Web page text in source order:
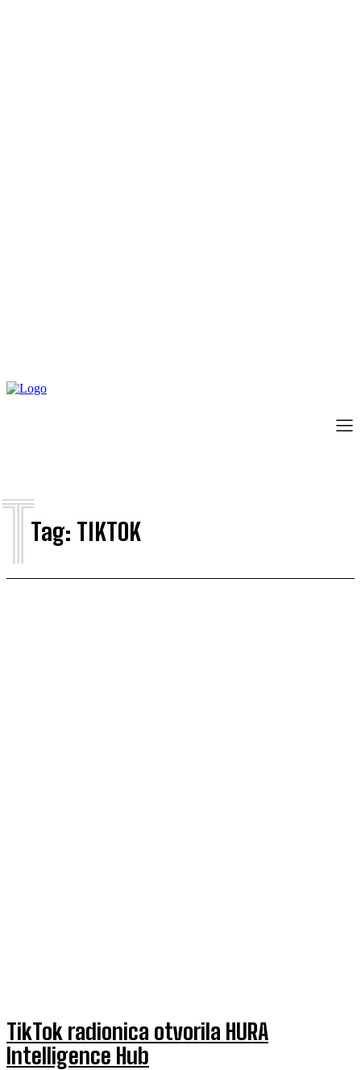
Tag: TIKTOK
T
TikTok radionica otvorila HURA
Intelligence Hub